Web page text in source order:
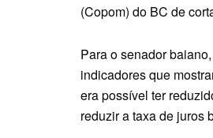
(Copom) do BC de
Para o senador
indicadores que
era possível ter
reduzir a taxa de juros